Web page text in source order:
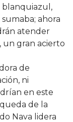
blanquiazul,
ahora
atender
un gran acierto
de
ni
en este
de la
Nava lidera